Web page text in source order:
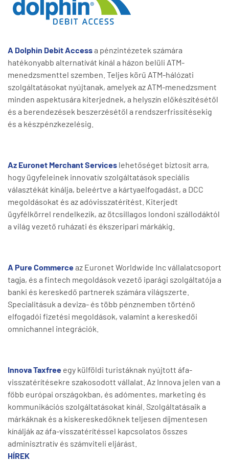
A Dolphin Debit Accessa pénzintézetek számára
hatékonyabb alternatívát kínál a házon belüli ATM-
menedzsmenttel szemben. Teljes körű ATM-hálózati
szolgáltatásokat nyújtanak, amelyek az ATM-menedzsment
minden aspektusára kiterjednek, a helyszín előkészítésétől
és a berendezések beszerzésétől a rendszerfrissítésekig
és a készpénzkezelésig.
Az Euronet Merchant Services lehetőséget biztosít arra,
hogy ügyfeleinek innovatív szolgáltatások speciális
választékát kínálja, beleértve a kártyaelfogadást, a DCC
megoldásokat és az adóvisszatérítést. Kiterjedt
ügyfélkörrel rendelkezik, az ötcsillagos londoni szállodáktól
a világ vezető ruházati és ékszeripari márkákig.
A Pure Commerceaz Euronet Worldwide Inc vállalatcsoport
tagja, és a fintech megoldások vezető iparági szolgáltatója a
banki és kereskedő partnerek számára világszerte.
Specialitásuk a deviza- és több pénznemben történő
elfogadói fizetési megoldások, valamint a kereskedői
omnichannel integrációk.
Innova Taxfree egy külföldi turistáknak nyújtott áfa-
visszatérítésekre szakosodott vállalat. Az Innova jelen van a
főbb európai országokban, és adómentes, marketing és
kommunikációs szolgáltatásokat kínál. Szolgáltatásaik a
márkáknak és a kiskereskedőknek teljesen díjmentesen
kínálják az áfa-visszatérítéssel kapcsolatos összes
adminisztratív és számviteli eljárást.
HÍREK